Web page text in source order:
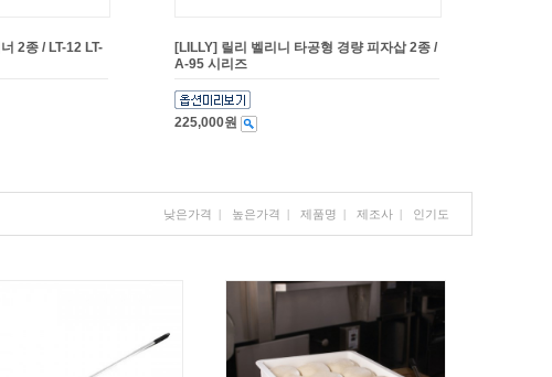
2종 / LT-12 LT-
[LILLY] 릴리 벨리니 타공형 경량 피자삽 2종 /
A-95 시리즈
225,000원
낮은가격 높은가격 제품명 제조사 인기도